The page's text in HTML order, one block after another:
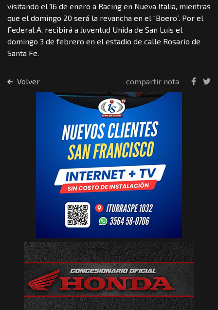
visitando el 16 de enero a Racing en Nueva Italia, mientras
que el domingo 20 será la revancha en el “Boero”. Por el
Federal A, recibirá a Juventud Unida de San Luis el
domingo 3 de febrero en el estadio de calle Rosario de
Santa Fe.
Volver compartir nota